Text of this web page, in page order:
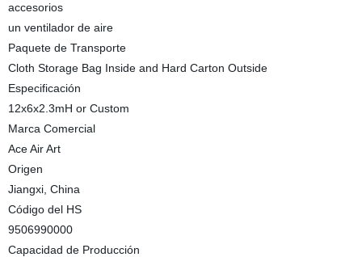
accesorios
un ventilador de aire
Paquete de Transporte
Cloth Storage Bag Inside and Hard Carton Outside
Especificación
12x6x2.3mH or Custom
Marca Comercial
Ace Air Art
Origen
Jiangxi, China
Código del HS
9506990000
Capacidad de Producción